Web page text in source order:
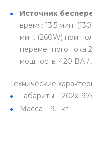
Источник
время: 13,5 мин.
мин. (260W) при
переменного тока
мощность: 420 ВА /
Технические
Габариты –
Масса – 9.1 кг